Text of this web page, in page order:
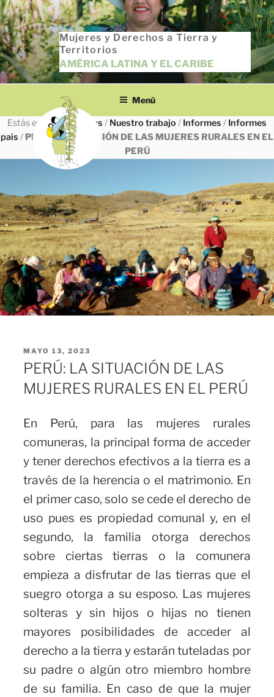
Saltar
al
contenido
Mujeres y Derechos a Tierra y
Territorios
AMÉRICA LATINA Y EL CARIBE
Menú
Estás en INICIO/ Todas / Nuestro trabajo / Informes / Informes
pais / PERÚ: LA SITUACIÓN DE LAS MUJERES RURALES EN EL
PERÚ
PUBLICADO
EL
MAYO 13, 2023
PERÚ: LA SITUACIÓN DE LAS
MUJERES RURALES EN EL PERÚ
En Perú, para las mujeres rurales
comuneras, la principal forma de acceder
y tener derechos efectivos a la tierra es a
través de la herencia o el matrimonio. En
el primer caso, solo se cede el derecho de
uso pues es propiedad comunal y, en el
segundo, la familia otorga derechos
sobre ciertas tierras o la comunera
empieza a disfrutar de las tierras que el
suegro otorga a su esposo. Las mujeres
solteras y sin hijos o hijas no tienen
mayores posibilidades de acceder al
derecho a la tierra y estarán tuteladas por
su padre o algún otro miembro hombre
de su familia. En caso de que la mujer